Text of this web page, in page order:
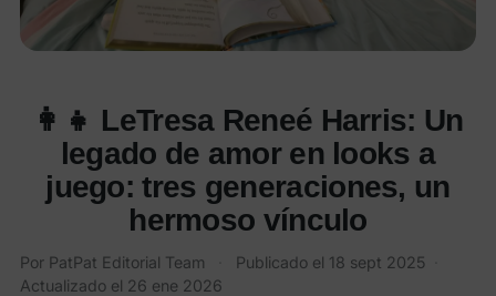
👩👧 LeTresa Reneé Harris: Un
legado de amor en looks a
juego: tres generaciones, un
hermoso vínculo
Por PatPat Editorial Team Publicado el 18 sept 2025
Actualizado el 26 ene 2026